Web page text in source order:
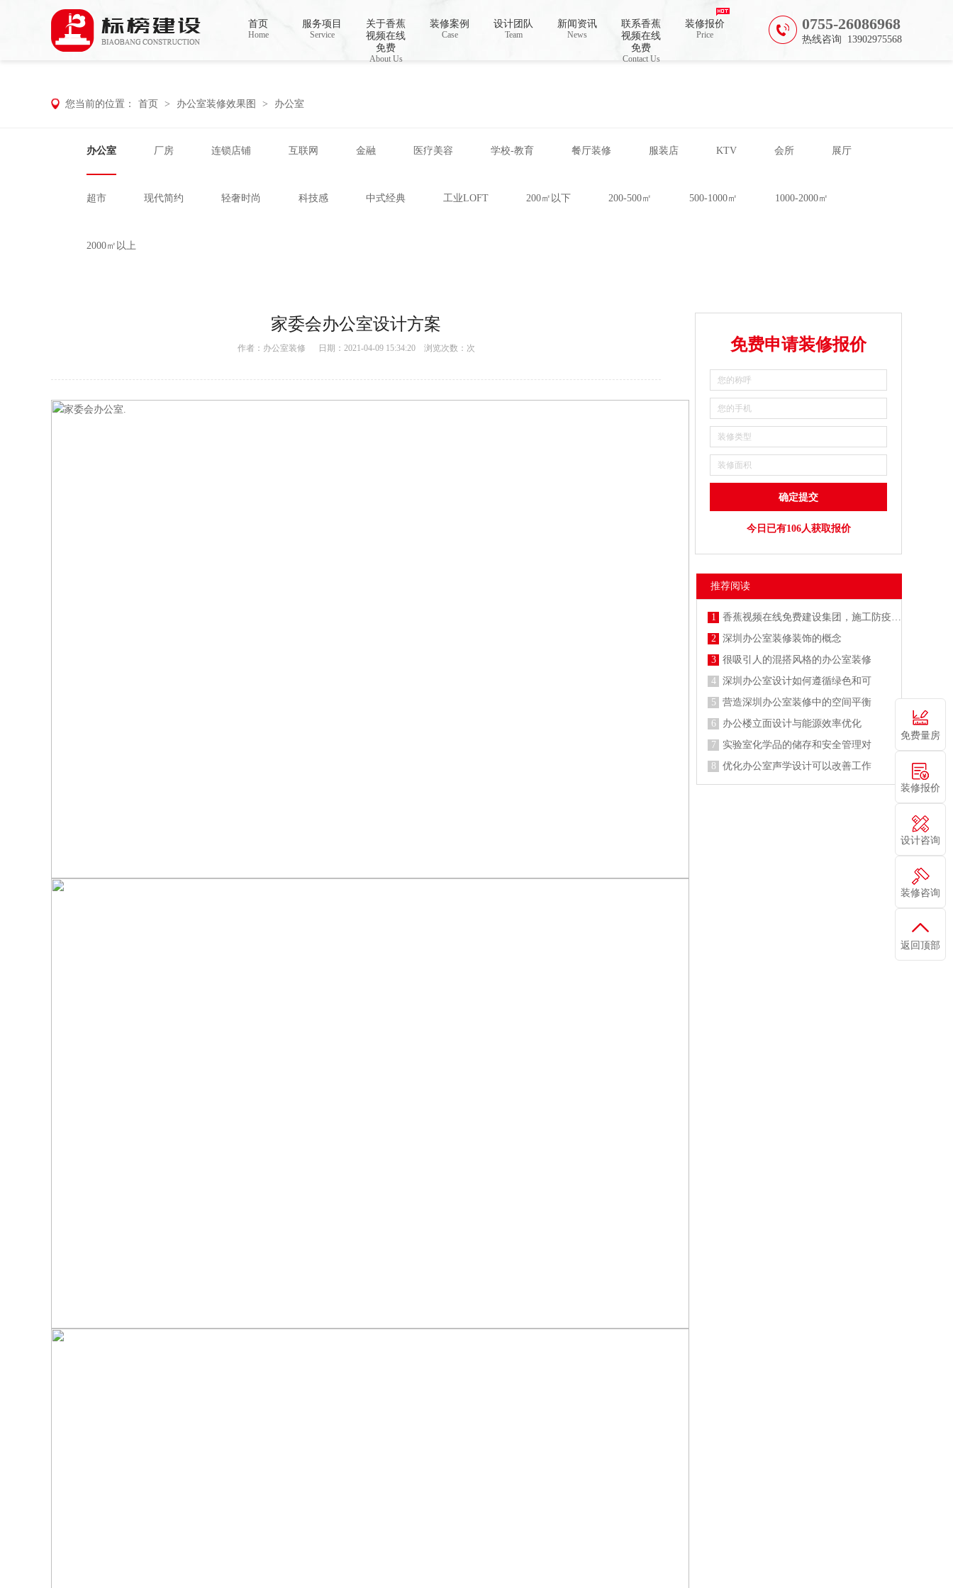
香蕉视频在线免费,香蕉视频导航,黄色香蕉视频下载,91香蕉APP成人污在线观看
0755-26086968
热线咨询 13902975568
首页
Home
服务项目
Service
关于香蕉
视频在线
免费
About Us
装修案例
Case
设计团队
Team
新闻资讯
News
联系香蕉
视频在线
免费
Contact Us
装修报价
Price
您当前的位置： 首页 > 办公室装修效果图 > 办公室
办公室 厂房 连锁店铺 互联网 金融 医疗美容 学校-教育 餐厅装修 服装店 KTV 会所 展厅
超市 现代简约 轻奢时尚 科技感 中式经典 工业LOFT 200㎡以下 200-500㎡ 500-1000㎡ 1000-2000㎡
2000㎡以上
家委会办公室设计方案
作者： 办公室装修 日期：2021-04-09 15:34:20 浏览次数： 次 免费申请装修报价
今日已有106人获取报价
推荐阅读
1
香蕉视频在线免费建设集团，施工防疫两不误
2
深圳办公室装修装饰的概念
3
很吸引人的混搭风格的办公室装修
4
深圳办公室设计如何遵循绿色和可
5
营造深圳办公室装修中的空间平衡
6
办公楼立面设计与能源效率优化
7
实验室化学品的储存和安全管理对
8
优化办公室声学设计可以改善工作
免费量房
装修报价
设计咨询
装修咨询
返回顶部